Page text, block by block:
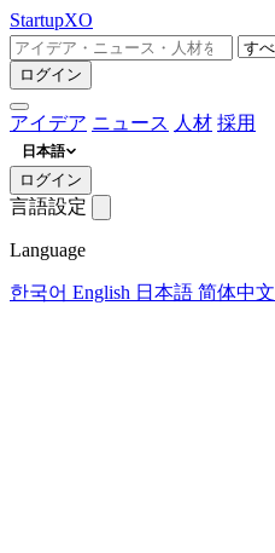
StartupXO
ログイン
アイデア ニュース 人材 採用
日本語
ログイン
言語設定
Language
한국어 English 日本語 简体中文